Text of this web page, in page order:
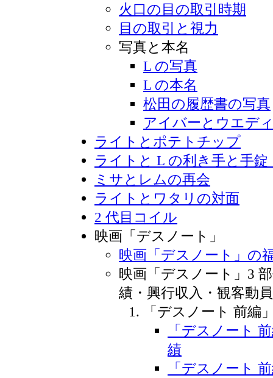
火口の目の取引時期
目の取引と視力
写真と本名
L の写真
L の本名
松田の履歴書の写真
アイバーとウエデ
ライトとポテトチップ
ライトと L の利き手と手錠
ミサとレムの再会
ライトとワタリの対面
2 代目コイル
映画「デスノート」
映画「デスノート」の
映画「デスノート」3
績・興行収入・観客動
「デスノート 前編
「デスノート
績
「デスノート